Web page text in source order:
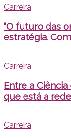
Carreira
“O futuro das
estratégia.
Carreira
Entre a
que está a
Carreira